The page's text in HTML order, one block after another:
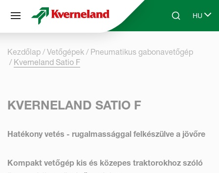
Skip to main contentSearchHU
Select
Kezdőlap Vetőgépek
Pneumatikus gabonavetőgép
Kverneland Satio F
KVERNELAND SATIO F
Hatékony vetés - rugalmassággal felkészülve a jövőre
Kompakt vetőgép kis és közepes traktorokhoz szóló
Süti preferenciák